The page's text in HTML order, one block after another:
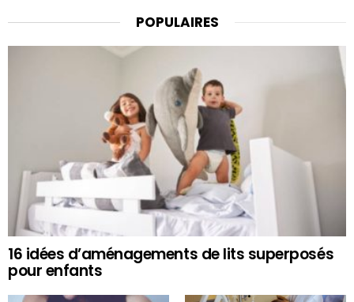
POPULAIRES
16 idées d’aménagements de lits superposés
pour enfants